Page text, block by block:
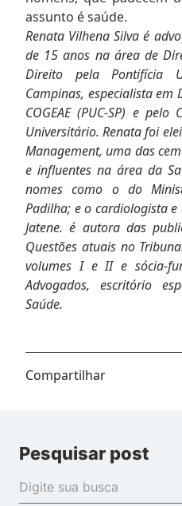
assunto é saúde.
Renata Vilhena Silva é
de 15 anos na área de
Direito pela Pontifícia
Campinas, especialista em
COGEAE (PUC-SP) e
Universitário. Renata foi
Management, uma das
e influentes na área da
nomes como o do
Padilha; e o cardiologista
Jatene. é autora das
Questões atuais no
volumes I e II e sócia-
Advogados, escritório
Saúde.
Compartilhar
Pesquisar post